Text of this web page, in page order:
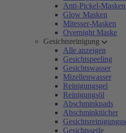
Anti-Pickel-Masken
Glow Masken
Mitesser-Masken
Overnight Maske
Gesichtsreinigung
Alle anzeigen
Gesichtspeeling
Gesichtswasser
Mizellenwasser
Reinigungsgel
Reinigungsöl
Abschminkpads
Abschminktücher
Gesichtsseife